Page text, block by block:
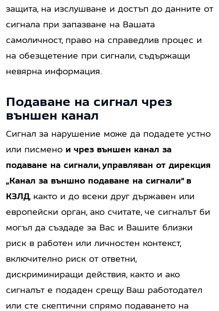
защита, на изслушване и достъп до данните от
сигнала при запазване на Вашата
самоличност, право на справедлив процес и
на обезщетение при сигнали, съдържащи
невярна информация.
Подаване на сигнал чрез
външен канал
Сигнал за нарушение може да подадете устно
или писмено и чрез външен канал за
подаване на сигнали, управляван от дирекция
„Канал за външно подаване на сигнали“ в
КЗЛД, както и до всеки друг държавен или
европейски орган, ако считате, че сигналът би
могъл да създаде за Вас и Вашите близки
риск в работен или личностен контекст,
включително риск от ответни,
дискриминиращи действия, както и ако
сигналът е подаден срещу Ваш работодател
или сте скептични спрямо подаването на